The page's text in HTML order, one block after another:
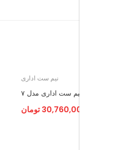
نیم ست اداری
نیم ست اداری مدل ۷
30,760,000 تومان